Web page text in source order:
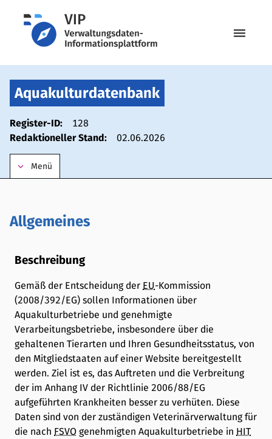
menu
Aquakulturdatenbank
Register-ID:
128
Redaktioneller Stand:
02.06.2026
keyboard_arrow_down Menü
Allgemeines
Beschreibung
Gemäß der Entscheidung der EU-Kommission
(2008/392/EG) sollen Informationen über
Aquakulturbetriebe und genehmigte
Verarbeitungsbetriebe, insbesondere über die
gehaltenen Tierarten und Ihren Gesundheitsstatus, von
den Mitgliedstaaten auf einer Website bereitgestellt
werden. Ziel ist es, das Auftreten und die Verbreitung
der im Anhang IV der Richtlinie 2006/88/EG
aufgeführten Krankheiten besser zu verhüten. Diese
Daten sind von der zuständigen Veterinärverwaltung für
die nach FSVO genehmigten Aquakulturbetriebe in HIT